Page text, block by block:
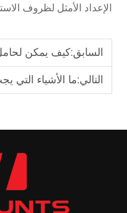
الإعداد الأمثل لظروف
السابق:كيف يمكن لحامل التلفاز
التالي:ما الأشياء التي يجب أن